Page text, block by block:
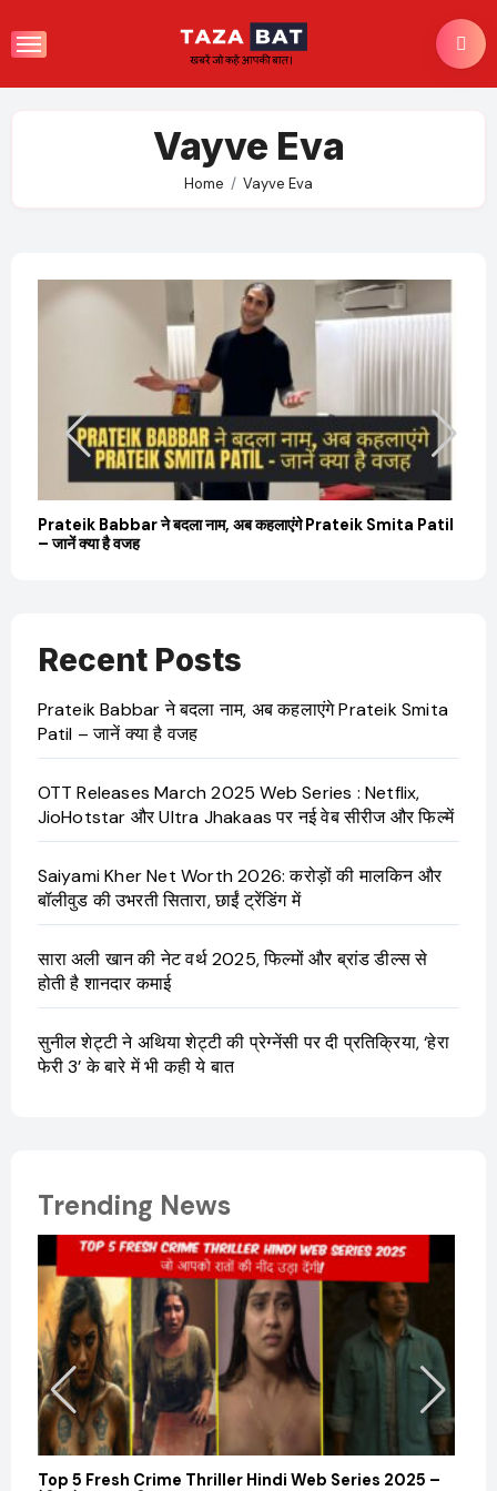
to
Vayve Eva
Home Vayve Eva
Prateik Babbar ने बदला नाम, अब कहलाएंगे Prateik Smita Patil
– जानें क्या है वजह
Recent Posts
Prateik Babbar ने बदला नाम, अब कहलाएंगे Prateik Smita
Patil – जानें क्या है वजह
OTT Releases March 2025 Web Series : Netflix,
JioHotstar और Ultra Jhakaas पर नई वेब सीरीज और फिल्में
Saiyami Kher Net Worth 2026: करोड़ों की मालकिन और
बॉलीवुड की उभरती सितारा, छाईं ट्रेंडिंग में
सारा अली खान की नेट वर्थ 2025, फिल्मों और ब्रांड डील्स से
होती है शानदार कमाई
सुनील शेट्टी ने अथिया शेट्टी की प्रेग्नेंसी पर दी प्रतिक्रिया, ‘हेरा
फेरी 3’ के बारे में भी कही ये बात
Trending News
Top 5 Fresh Crime Thriller Hindi Web Series 2025 –